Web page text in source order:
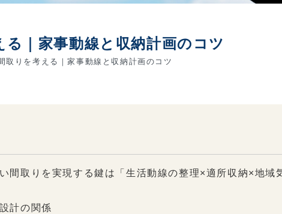
｜家事動線と収納計画のコツ
取りを考える｜家事動線と収納計画のコツ
間取りを実現する鍵は「生活動線の整理×適所収納×地域
計の関係